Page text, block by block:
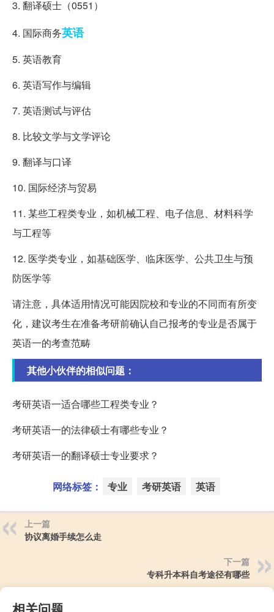
3. 翻译硕士（0551）
4. 国际商务英语
5. 英语教育
6. 英语写作与编辑
7. 英语测试与评估
8. 比较文学与文学评论
9. 翻译与口译
10. 国际经济与贸易
11. 某些工程类专业，如机械工程、电子信息、材料科学
与工程等
12. 医学类专业，如基础医学、临床医学、公共卫生与预
防医学等
请注意，具体适用情况可能因院校和专业的不同而有所变
化，建议考生在准备考研前确认自己报考的专业是否属于
英语一的考查范畴
其他小伙伴的相似问题：
考研英语一适合哪些工程类专业？
考研英语一的法律硕士有哪些专业？
考研英语一的翻译硕士专业要求？
网络标签： 专业 考研英语 英语
上一篇
协议离婚手续怎么走
下一篇
专科升本科自考途径有哪些
相关问题